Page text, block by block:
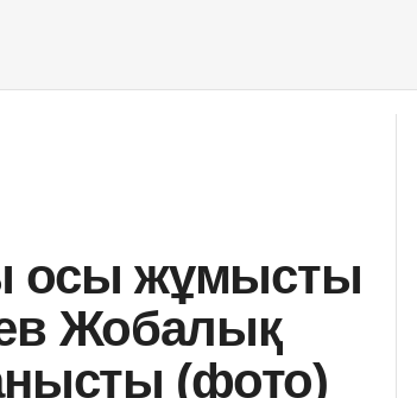
осы жұмысты
Жобалық
(фото)